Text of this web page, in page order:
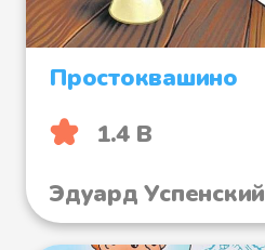
Простоквашино
1.4 B
Эдуард Успенский